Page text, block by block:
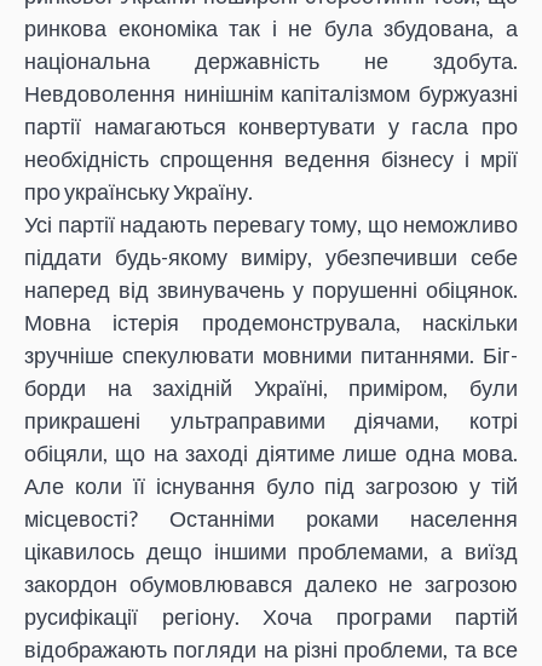
ринкова економіка так і не була збудована, а
національна державність не здобута.
Невдоволення нинішнім капіталізмом буржуазні
партії намагаються конвертувати у гасла про
необхідність спрощення ведення бізнесу і мрії
про українську Україну.
Усі партії надають перевагу тому, що неможливо
піддати будь-якому виміру, убезпечивши себе
наперед від звинувачень у порушенні обіцянок.
Мовна істерія продемонструвала, наскільки
зручніше спекулювати мовними питаннями. Біг-
борди на західній Україні, приміром, були
прикрашені ультраправими діячами, котрі
обіцяли, що на заході діятиме лише одна мова.
Але коли її існування було під загрозою у тій
місцевості? Останніми роками населення
цікавилось дещо іншими проблемами, а виїзд
закордон обумовлювався далеко не загрозою
русифікації регіону. Хоча програми партій
відображають погляди на різні проблеми, та все